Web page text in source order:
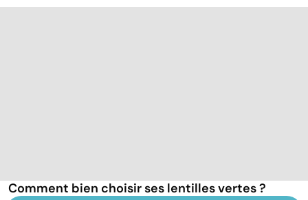
Comment bien choisir ses lentilles vertes ?